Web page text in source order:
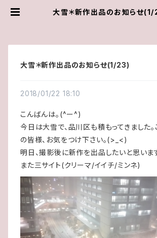
大雪＊新作出品のお知らせ
大雪＊新作出品のお知らせ(1/23)
2018/01/22 18:10
こんばんは。(^ー^)
今日は大雪で、品川区も積もってきました
の皆様、お気をつけ下さい。(>_<)
明日、撮影後に新作を出品したいと思いま
また三サイト(クリーマ/イイチ/ミンネ)